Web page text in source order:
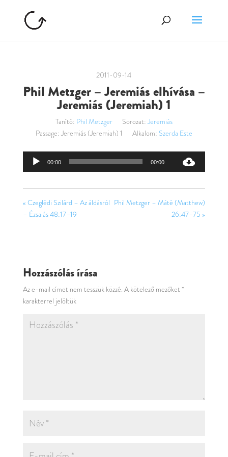
2011-09-14
Phil Metzger – Jeremiás elhívása –
Jeremiás (Jeremiah) 1
Tanító: Phil Metzger Sorozat:Jeremiás
Passage: Jeremiás (Jeremiah) 1 Alkalom: Szerda Este
Audió
00:00 00:00
« Czeglédi Szilárd – Az áldásról
– Ézsaiás 48:17–19
Phil Metzger – Máté (Matthew)
26:47–75 »
Hozzászólás írása
Az e-mail címet nem tesszük közzé. A kötelező mezőket *
karakterrel jelöltük